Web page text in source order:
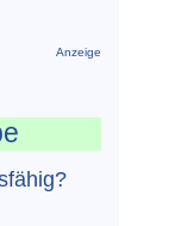
Anzeige